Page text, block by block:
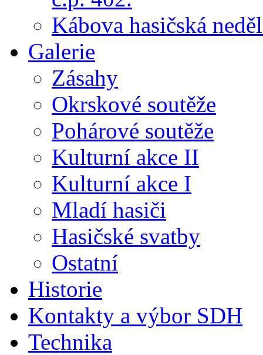
Kábova hasičská
Galerie
Zásahy
Okrskové soutěže
Pohárové soutěže
Kulturní akce II
Kulturní akce I
Mladí hasiči
Hasičské svatby
Ostatní
Historie
Kontakty a výbor SDH
Technika